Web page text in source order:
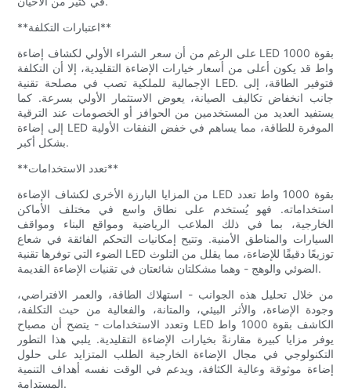
**اعتبارات التكلفة**
على الرغم من أن سعر الشراء الأولي لكشاف إضاءة LED بقوة 1000
واط قد يكون أعلى من أسعار خيارات الإضاءة التقليدية، إلا أن التكلفة
الإجمالية للملكية تصب في مصلحة تقنية LED. فتوفير الطاقة، إلى
جانب انخفاض تكاليف الصيانة، يعوض الاستثمار الأولي بسرعة. كما
يستفيد العديد من المستخدمين من الحوافز أو الخصومات عند الترقية
إلى إضاءة LED الموفرة للطاقة، مما يساهم في خفض النفقات الأولية
بشكل أكبر.
**تعدد الاستخدامات**
من المزايا البارزة الأخرى لكشاف الإضاءة LED بقوة 1000 واط تعدد
استخداماته. فهو يُستخدم على نطاق واسع في مختلف الأماكن
الخارجية، بما في ذلك الملاعب الرياضية ومواقع البناء ومواقف
السيارات والمناطق الأمنية. وتتيح إمكانيات التحكم الفائقة في شعاع
الضوء التي توفرها تقنية LED توزيعًا دقيقًا للإضاءة، مما يقلل من التلوث
الضوئي والوهج - وهما مشكلتان شائعتان في تقنيات الإضاءة القديمة.
من خلال تحليل هذه الجوانب - استهلاك الطاقة، والعمر الافتراضي،
وجودة الإضاءة، والأثر البيئي، والمتانة، والفعالية من حيث التكلفة،
وتعدد الاستخدامات - يتضح أن مصباح LED الكاشف بقوة 1000 واط
يوفر مزايا كبيرة مقارنةً بخيارات الإضاءة التقليدية. يلبي هذا التطور
التكنولوجي في مجال الإضاءة الخارجية الطلب المتزايد على حلول
إضاءة موثوقة وعالية الكثافة، ويدعم في الوقت نفسه أهداف التنمية
المستدامة.